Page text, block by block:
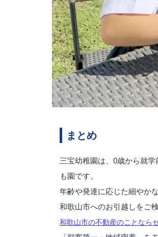
まとめ
三宝幼稚園は、0歳から就
も園です。
年齢や発達に応じた細やか
和歌山市へのお引越しをご
和歌山市の不動産のことなら